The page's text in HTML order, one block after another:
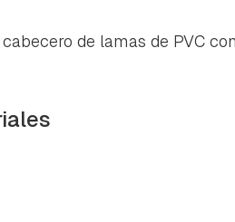
de lamas de PVC